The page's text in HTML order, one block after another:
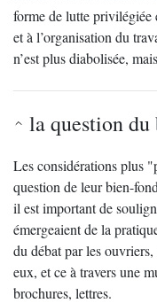
forme de lutte privilégiée
et à l’organisation du
n’est plus diabolisée,
la question
Les considérations plus
question de leur bien-
il est important de
émergeaient de la
du débat par les
eux, et ce à travers une
brochures, lettres.